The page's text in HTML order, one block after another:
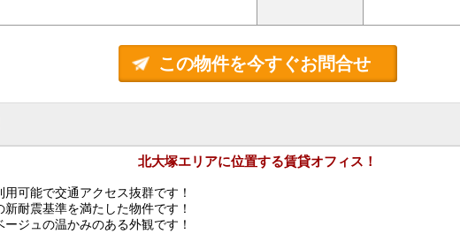
この物件を今すぐお問合せ
北大塚エリアに位置する賃貸オフィス！
用可能で交通アクセス抜群です！
新耐震基準を満たした物件です！
ージュの温かみのある外観です！